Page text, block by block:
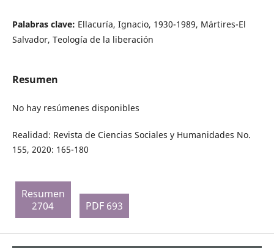
Palabras clave: Ellacuría, Ignacio, 1930-1989, Mártires-El
Salvador, Teología de la liberación
Resumen
No hay resúmenes disponibles
Realidad: Revista de Ciencias Sociales y Humanidades No.
155, 2020: 165-180
Resumen
2704
PDF 693